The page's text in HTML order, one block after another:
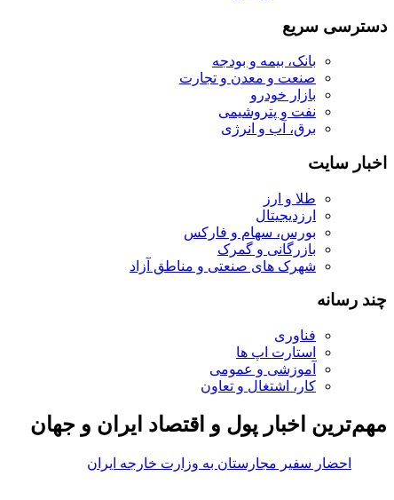
دسترسی سریع
بانک، بیمه و بودجه
صنعت و معدن و تجارت
بازار خودرو
نفت و پتروشیمی
برق، آب و انرژی
اخبار سایت
طلا و ارز
ارزدیجیتال
بورس، سهام و فارکس
بازرگانی و گمرک
شهرک های صنعتی و مناطق آزاد
چند رسانه
فناوری
استارت اپ ها
آموزشی و عمومی
کار، اشتغال و تعاون
مهم‌ترین اخبار پول و اقتصاد ایران و جهان
آغاز یک فاز جدید برای پ